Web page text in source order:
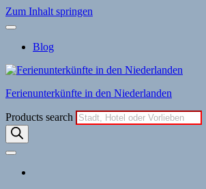
Zum Inhalt springen
Blog
Ferienunterkünfte in den Niederlanden
Products search